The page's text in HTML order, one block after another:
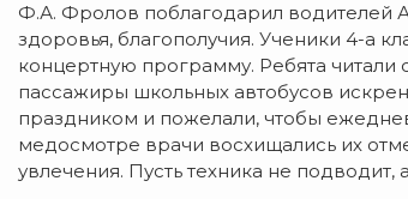
Ф.А. Фролов поблагодарил водителей
здоровья, благополучия. Ученики 4-а
концертную программу. Ребята читали
пассажиры школьных автобусов
праздником и пожелали, чтобы
медосмотре врачи восхищались их
увлечения. Пусть техника не подводит,